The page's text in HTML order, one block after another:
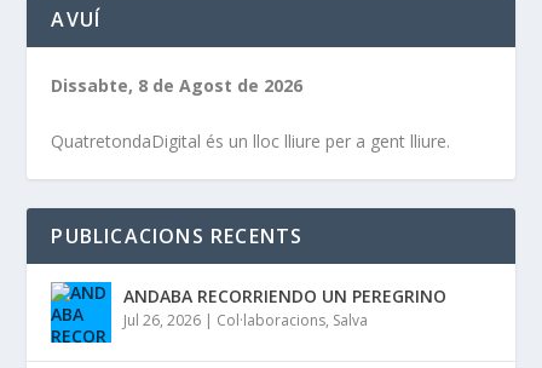
AVUÍ
Dissabte, 8 de Agost de 2026
QuatretondaDigital és un lloc lliure per a gent lliure.
PUBLICACIONS RECENTS
ANDABA RECORRIENDO UN PEREGRINO
Jul 26, 2026 | Col·laboracions, Salva